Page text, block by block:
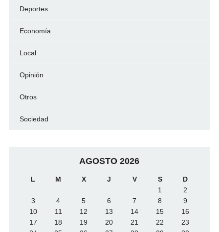
Deportes
Economía
Local
Opinión
Otros
Sociedad
AGOSTO 2026
L M X J V S
D
1
2
3
4 5 6 7 8
9
10
11 12 13 14 15
16
17
18 19 20 21 22
23